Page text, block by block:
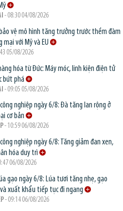
- 08:30 04/08/2026
vệ mô hình tăng trưởng trước thềm đàm
với Mỹ và EU
05/08/2026
hóa từ Đức: Máy móc, linh kiện điện tử
bứt phá
- 09:05 05/08/2026
nghiệp ngày 6/8: Đà tăng lan rộng ở
cơ bản
- 10:59 06/08/2026
nghiệp ngày 6/8: Tăng giảm đan xen,
hóa duy trì
06/08/2026
gạo ngày 6/8: Lúa tươi tăng nhẹ, gạo
xuất khẩu tiếp tục đi ngang
- 09:14 06/08/2026